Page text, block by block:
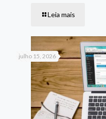
Leia mais
julho 15, 2026